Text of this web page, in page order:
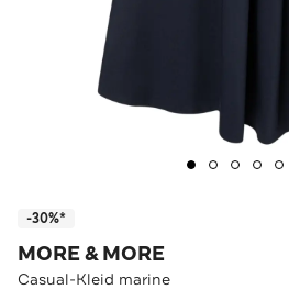
-30%*
MORE & MORE
Casual-Kleid marine